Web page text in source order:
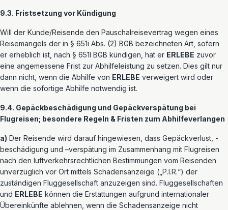
9.3. Fristsetzung vor Kündigung
Will der Kunde/Reisende den Pauschalreisevertrag wegen eines
Reisemangels der in § 651i Abs. (2) BGB bezeichneten Art, sofern
er erheblich ist, nach § 651l BGB kündigen, hat er ERLEBE zuvor
eine angemessene Frist zur Abhilfeleistung zu setzen. Dies gilt nur
dann nicht, wenn die Abhilfe von ERLEBE verweigert wird oder
wenn die sofortige Abhilfe notwendig ist.
9.4. Gepäckbeschädigung und Gepäckverspätung bei
Flugreisen; besondere Regeln & Fristen zum Abhilfeverlangen
a) Der Reisende wird darauf hingewiesen, dass Gepäckverlust, -
beschädigung und –verspätung im Zusammenhang mit Flugreisen
nach den luftverkehrsrechtlichen Bestimmungen vom Reisenden
unverzüglich vor Ort mittels Schadensanzeige („P.I.R.“) der
zuständigen Fluggesellschaft anzuzeigen sind. Fluggesellschaften
und ERLEBE können die Erstattungen aufgrund internationaler
Übereinkünfte ablehnen, wenn die Schadensanzeige nicht